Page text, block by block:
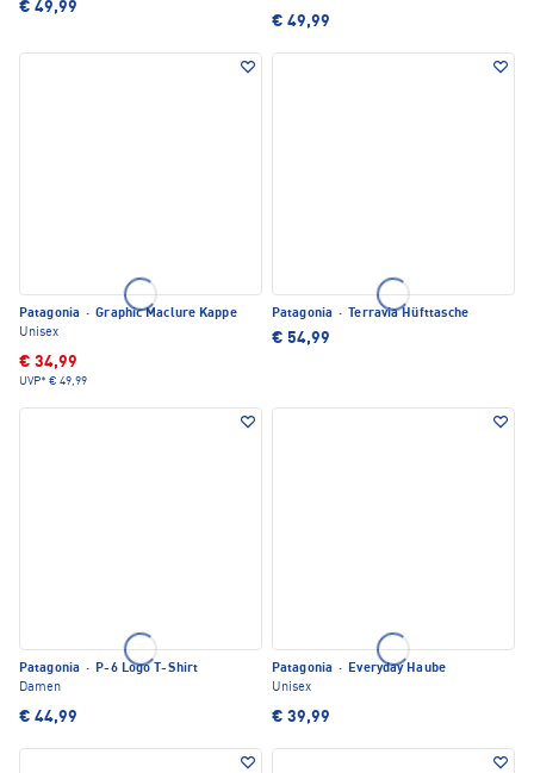
€ 49,99
€ 49,99
Patagonia · Graphic Maclure Kappe
Unisex
€ 34,99
UVP* € 49,99
Patagonia · Terravia Hüfttasche
€ 54,99
Patagonia · P-6 Logo T-Shirt
Damen
€ 44,99
Patagonia · Everyday Haube
Unisex
€ 39,99